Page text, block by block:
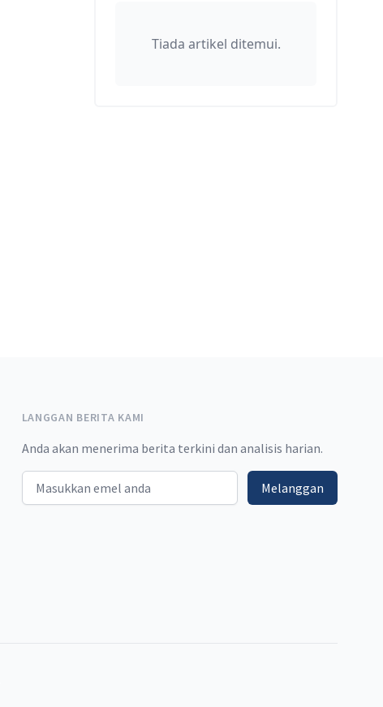
Tiada artikel ditemui.
LANGGAN BERITA KAMI
Anda akan menerima berita terkini dan analisis harian.
Email address Melanggan